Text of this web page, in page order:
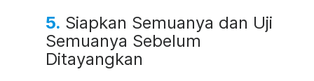
5. Siapkan Semuanya dan Uji
Semuanya Sebelum
Ditayangkan